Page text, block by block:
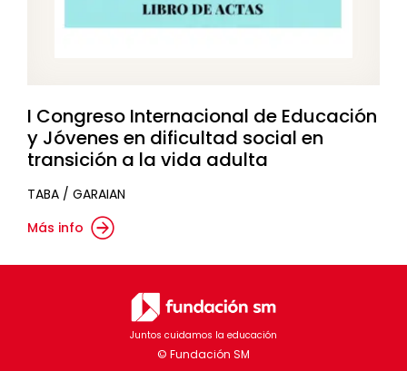
I Congreso Internacional de Educación
y Jóvenes en dificultad social en
transición a la vida adulta
TABA / GARAIAN
Más info
Juntos cuidamos la educación